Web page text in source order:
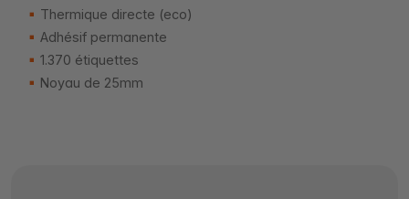
Thermique directe (eco)
Adhésif permanente
1.370 étiquettes
Noyau de 25mm